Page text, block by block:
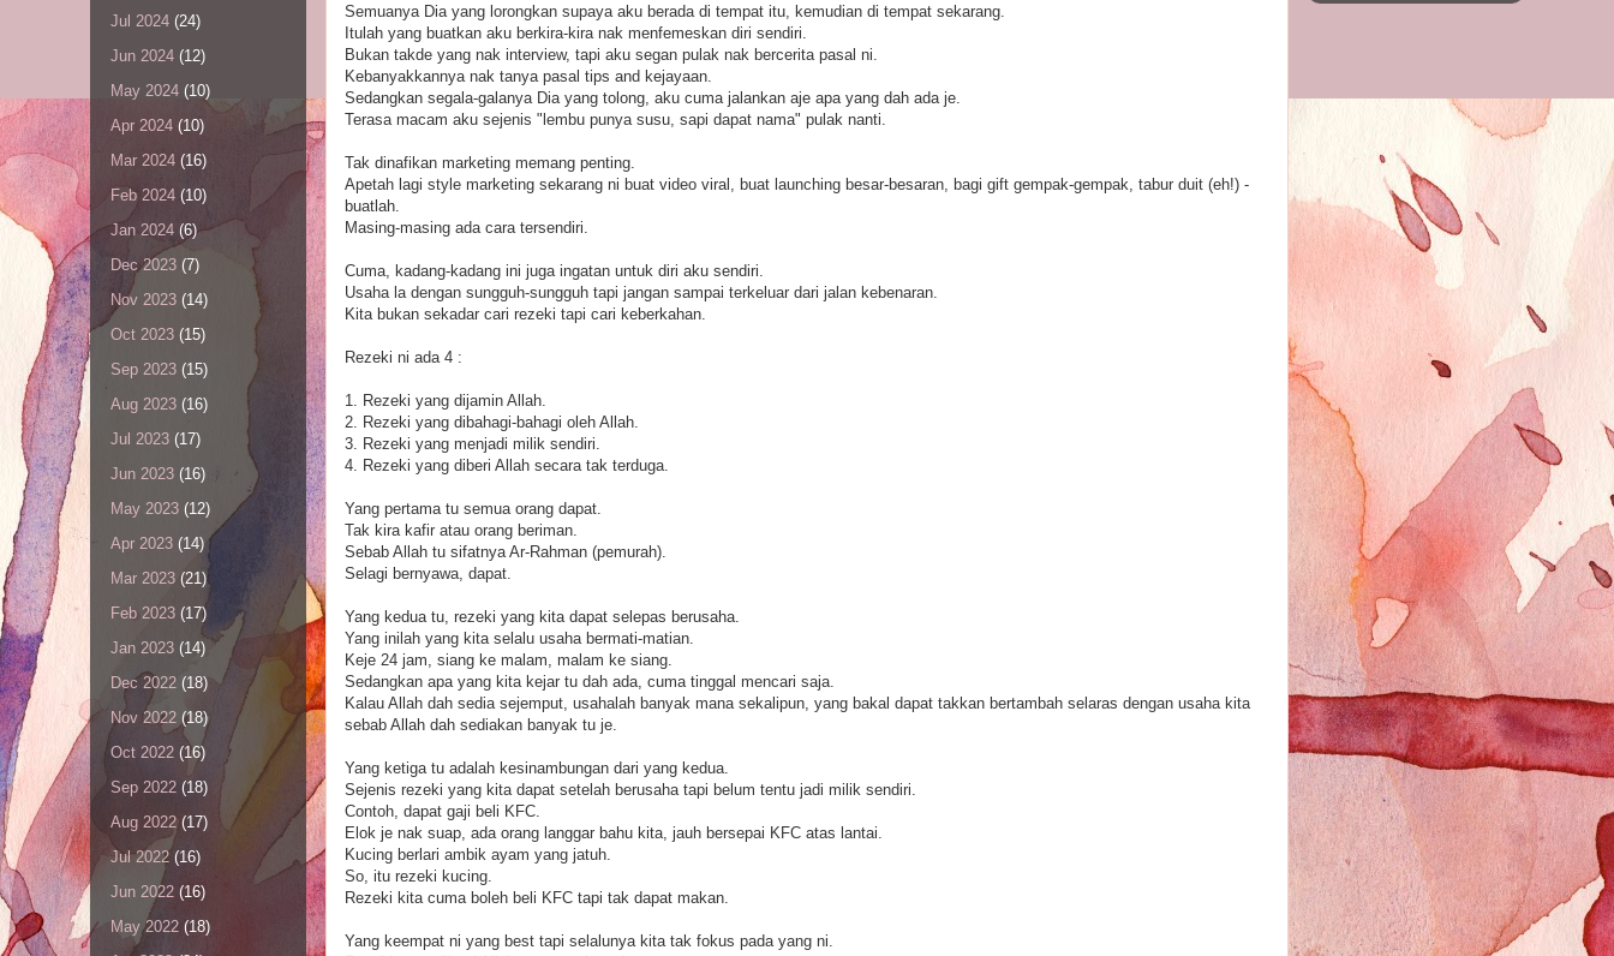
Semuanya Dia yang lorongkan supaya aku berada di tempat itu, kemudian di tempat sekarang.
Itulah yang buatkan aku berkira-kira nak menfemeskan diri sendiri.
Bukan takde yang nak interview, tapi aku segan pulak nak bercerita pasal ni.
Kebanyakkannya nak tanya pasal tips and kejayaan.
Sedangkan segala-galanya Dia yang tolong, aku cuma jalankan aje apa yang dah ada je.
Terasa macam aku sejenis "lembu punya susu, sapi dapat nama" pulak nanti.
Tak dinafikan marketing memang penting.
Apetah lagi style marketing sekarang ni buat video viral, buat launching besar-besaran, bagi gift gempak-gempak, tabur duit (eh!) -
buatlah.
Masing-masing ada cara tersendiri.
Cuma, kadang-kadang ini juga ingatan untuk diri aku sendiri.
Usaha la dengan sungguh-sungguh tapi jangan sampai terkeluar dari jalan kebenaran.
Kita bukan sekadar cari rezeki tapi cari keberkahan.
Rezeki ni ada 4 :
1. Rezeki yang dijamin Allah.
2. Rezeki yang dibahagi-bahagi oleh Allah.
3. Rezeki yang menjadi milik sendiri.
4. Rezeki yang diberi Allah secara tak terduga.
Yang pertama tu semua orang dapat.
Tak kira kafir atau orang beriman.
Sebab Allah tu sifatnya Ar-Rahman (pemurah).
Selagi bernyawa, dapat.
Yang kedua tu, rezeki yang kita dapat selepas berusaha.
Yang inilah yang kita selalu usaha bermati-matian.
Keje 24 jam, siang ke malam, malam ke siang.
Sedangkan apa yang kita kejar tu dah ada, cuma tinggal mencari saja.
Kalau Allah dah sedia sejemput, usahalah banyak mana sekalipun, yang bakal dapat takkan bertambah selaras dengan usaha kita
sebab Allah dah sediakan banyak tu je.
Yang ketiga tu adalah kesinambungan dari yang kedua.
Sejenis rezeki yang kita dapat setelah berusaha tapi belum tentu jadi milik sendiri.
Contoh, dapat gaji beli KFC.
Elok je nak suap, ada orang langgar bahu kita, jauh bersepai KFC atas lantai.
Kucing berlari ambik ayam yang jatuh.
So, itu rezeki kucing.
Rezeki kita cuma boleh beli KFC tapi tak dapat makan.
Yang keempat ni yang best tapi selalunya kita tak fokus pada yang ni.
Jul 2024 (24)
Jun 2024 (12)
May 2024 (10)
Apr 2024 (10)
Mar 2024 (16)
Feb 2024 (10)
Jan 2024 (6)
Dec 2023 (7)
Nov 2023 (14)
Oct 2023 (15)
Sep 2023 (15)
Aug 2023 (16)
Jul 2023 (17)
Jun 2023 (16)
May 2023 (12)
Apr 2023 (14)
Mar 2023 (21)
Feb 2023 (17)
Jan 2023 (14)
Dec 2022 (18)
Nov 2022 (18)
Oct 2022 (16)
Sep 2022 (18)
Aug 2022 (17)
Jul 2022 (16)
Jun 2022 (16)
May 2022 (18)